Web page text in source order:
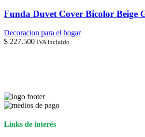
Funda Duvet Cover Bicolor Beige
Decoracion para el hogar
$ 227.500 IVA Incluido
Links de interés